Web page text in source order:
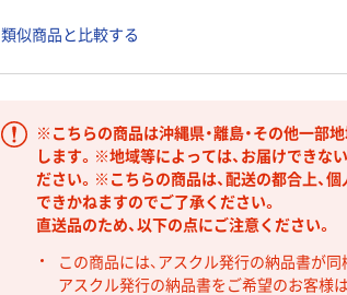
類似商品と比較する
※こちらの商品は沖縄県・離島・その他一部
します。※地域等によっては、お届けできな
ださい。※こちらの商品は、配送の都合上、
できかねますのでご了承ください。
直送品のため、以下の点にご注意ください。
この商品には、アスクル発行の納品書が
アスクル発行の納品書をご希望のお客様は